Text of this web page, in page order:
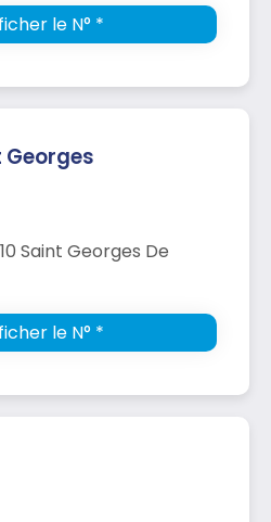
le N° *
Georges
Saint Georges De
le N° *